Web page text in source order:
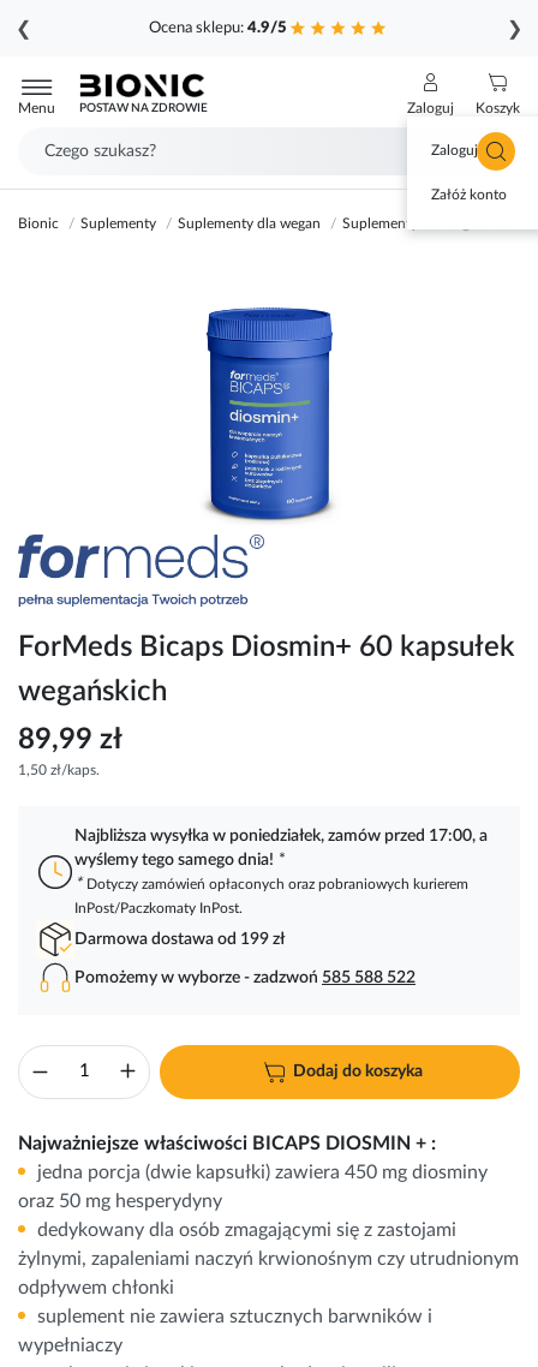
Ocena sklepu: 4.9/5
❮ ❯
do
treści
Menu POSTAW NA ZDROWIE Zaloguj
Zaloguj się
Załóż konto
Koszyk
Bionic Suplementy Suplementy dla wegan Suplementy dla wegetarian
Przejdź
na
początek
ForMeds Bicaps Diosmin+ 60 kapsułek
wegańskich
89,99 zł
1,50 zł/kaps.
Najbliższa wysyłka w poniedziałek, zamów przed 17:00, a
wyślemy tego samego dnia! *
* Dotyczy zamówień opłaconych oraz pobraniowych kurierem
InPost/Paczkomaty InPost.
Darmowa dostawa od 199 zł
Pomożemy w wyborze - zadzwoń 585 588 522
Dodaj do koszyka
Najważniejsze właściwości BICAPS DIOSMIN + :
jedna porcja (dwie kapsułki) zawiera 450 mg diosminy
oraz 50 mg hesperydyny
dedykowany dla osób zmagającymi się z zastojami
żylnymi, zapaleniami naczyń krwionośnym czy utrudnionym
odpływem chłonki
suplement nie zawiera sztucznych barwników i
wypełniaczy